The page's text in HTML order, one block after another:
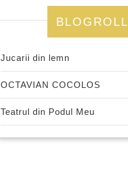
BLOGROLL
Jucarii din lemn
OCTAVIAN COCOLOS
Teatrul din Podul Meu